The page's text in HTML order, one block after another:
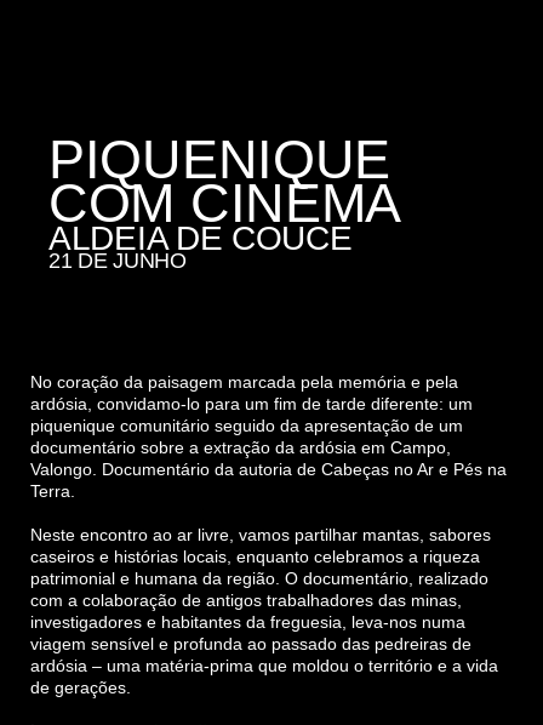
PIQUENIQUE
COM CINEMA
ALDEIA DE COUCE
21 DE JUNHO
No coração da paisagem marcada pela memória e pela
ardósia, convidamo-lo para um fim de tarde diferente: um
piquenique comunitário seguido da apresentação de um
documentário sobre a extração da ardósia em Campo,
Valongo. Documentário da autoria de Cabeças no Ar e Pés na
Terra
Neste encontro ao ar livre, vamos partilhar mantas, sabores
caseiros e histórias locais, enquanto celebramos a riqueza
patrimonial e humana da região. O documentário, realizado
com a colaboração de antigos trabalhadores das minas,
investigadores e habitantes da freguesia, leva-nos numa
viagem sensível e profunda ao passado das pedreiras de
ardósia – uma matéria-prima que moldou o território e a vida
de gerações.